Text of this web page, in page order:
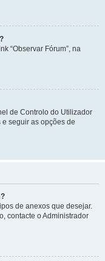
“Observar Fórum”, na
de Controlo do Utilizador
e seguir as opções de
de anexos que desejar.
contacte o Administrador